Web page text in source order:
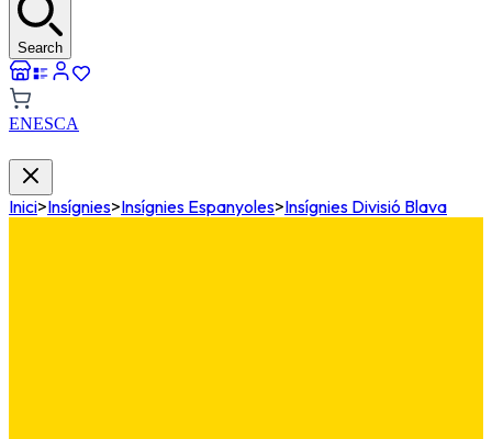
Search
ENESCA
Inici>Insígnies>Insígnies Espanyoles>Insígnies Divisió Blava